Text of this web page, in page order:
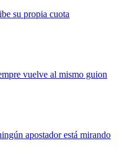
su propia cuota
vuelve al mismo guion
apostador está mirando